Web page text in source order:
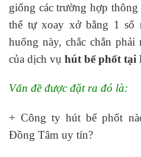
giống các trường hợp
thể tự xoay xở bằng 1 số
huống này, chắc chắn
của dịch vụ hút bể phốt tại
Vấn đề được đặt ra đó là:
+ Công ty hút bể phốt
Đồng Tâm uy tín?